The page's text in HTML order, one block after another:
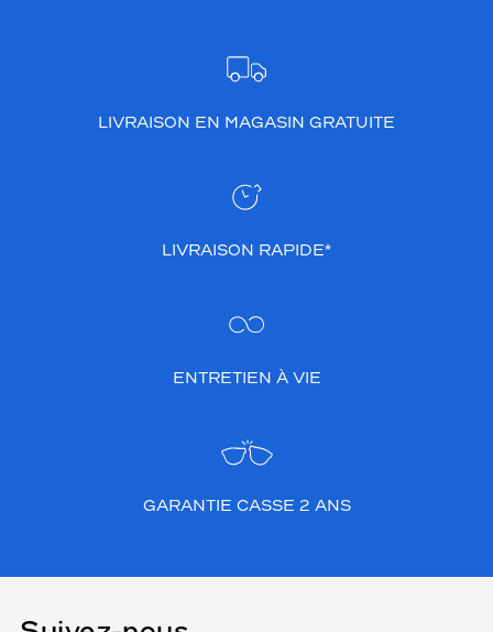
LIVRAISON EN MAGASIN GRATUITE
LIVRAISON RAPIDE*
ENTRETIEN À VIE
GARANTIE CASSE 2 ANS